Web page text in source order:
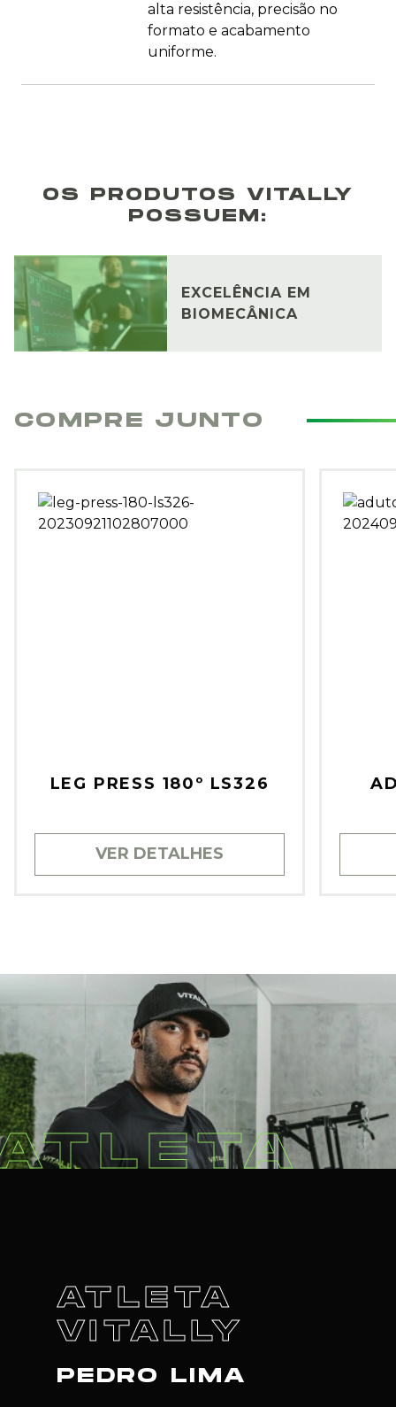
alta resistência, precisão no
formato e acabamento
uniforme.
OS PRODUTOS VITALLY
POSSUEM:
EXCELÊNCIA EM
BIOMECÂNICA
COMPRE JUNTO
LEG PRESS 180º LS326
VER DETALHES
ATLETA
VITALLY
PEDRO LIMA